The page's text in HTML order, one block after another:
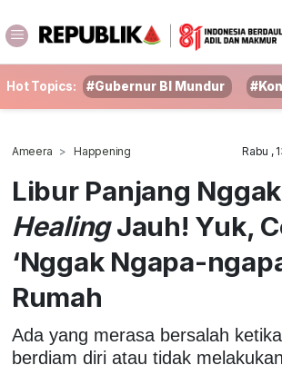
Hot Topics: #Gubernur BI Mundur
Ameera Happening Rabu ,
Libur Panjang
HealingJauh! Yuk,
‘Nggak Ngapa-
Rumah
Ada yang merasa bersalah
berdiam diri atau tidak